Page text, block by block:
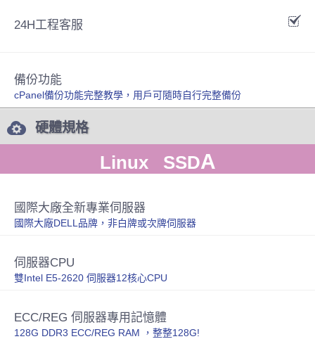
24H工程客服
備份功能
cPanel備份功能完整教學，用戶可隨時自行完整備份
硬體規格
Linux SSDA
國際大廠全新專業伺服器
國際大廠DELL品牌，非白牌或次牌伺服器
伺服器CPU
雙Intel E5-2620 伺服器12核心CPU
ECC/REG 伺服器專用記憶體
128G DDR3 ECC/REG RAM ，整整128G!